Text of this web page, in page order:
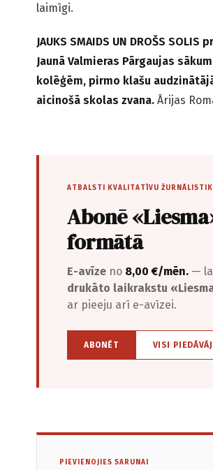
laimīgi.
JAUKS SMAIDS UN DROŠS
Jaunā Valmieras Pārgaujas
kolēģēm, pirmo klašu
aicinošā skolas zvana. Ārijas
ATBALSTI KVALITATĪVU
Abonē
formātā
E-avīze no 8,00 €/mēn. —
drukāto laikrakstu
ar pieeju arī e-avīzei.
ABONĒT VISI
PIEVIENOJIES SARUNAI